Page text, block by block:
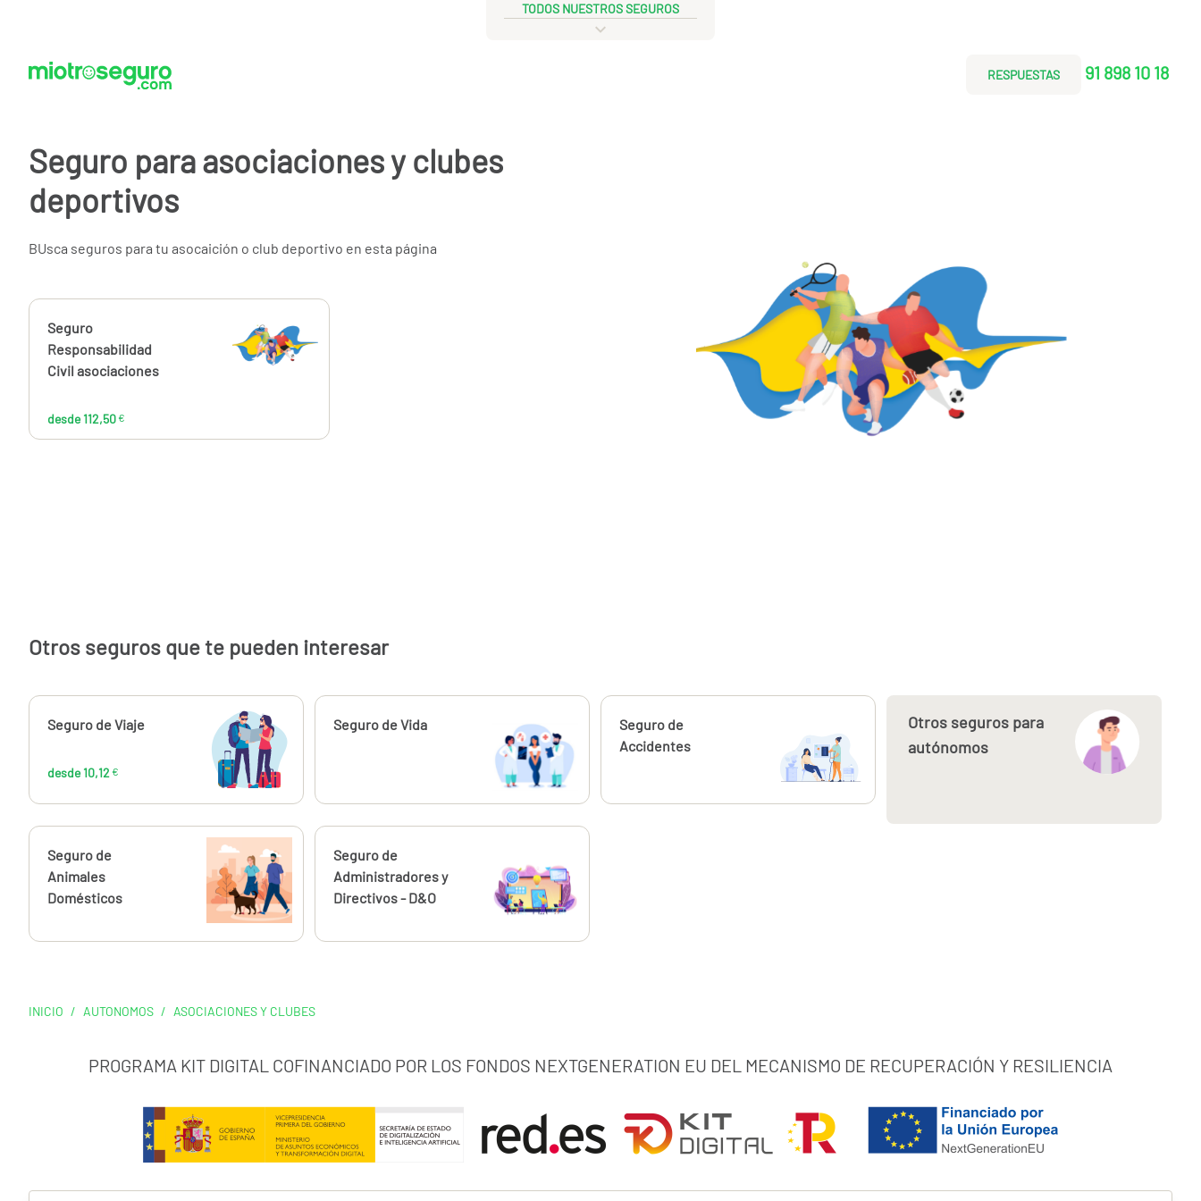
TODOS NUESTROS SEGUROS
RESPUESTAS 91 898 10 18
Seguro para asociaciones y clubes
deportivos
BUsca seguros para tu asocaición o club deportivo en esta página
Calcúlalo ahora
Seguro
Responsabilidad
Civil asociaciones
desde 112,50 €
112,50
Otros seguros que te pueden interesar
Calcúlalo ahora
Seguro de Viaje
desde 10,12 € 10,12 €
Calcúlalo ahora
Seguro de Vida Calcúlalo ahora
Seguro de
Accidentes
Calcúlalo ahora
Seguro de
Animales
Domésticos
Calcúlalo ahora
Seguro de
Administradores y
Directivos - D&O
Otros seguros para
autónomos
INICIO / AUTONOMOS / ASOCIACIONES Y CLUBES
PROGRAMA KIT DIGITAL COFINANCIADO POR LOS FONDOS NEXTGENERATION EU DEL MECANISMO DE RECUPERACIÓN Y RESILIENCIA